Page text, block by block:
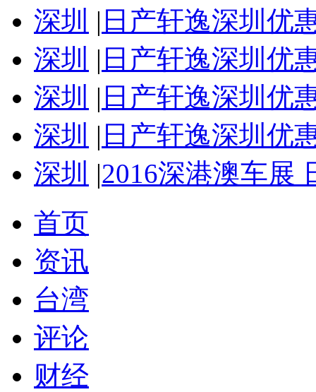
深圳 | 日产轩逸深圳优
深圳 | 日产轩逸深圳优
深圳 | 日产轩逸深圳优
深圳 | 日产轩逸深圳优
深圳 |2016深港澳车展
首页
资讯
台湾
评论
财经